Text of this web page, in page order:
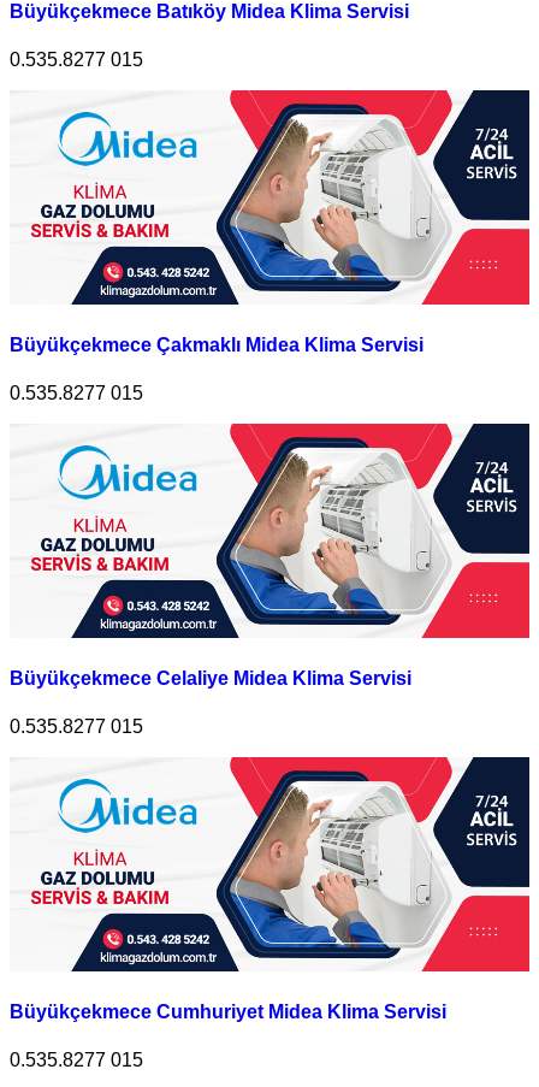
Büyükçekmece Batıköy Midea Klima Servisi
0.535.8277 015
Büyükçekmece Çakmaklı Midea Klima Servisi
0.535.8277 015
Büyükçekmece Celaliye Midea Klima Servisi
0.535.8277 015
Büyükçekmece Cumhuriyet Midea Klima Servisi
0.535.8277 015